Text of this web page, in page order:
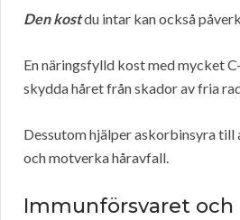
Den kostdu intar kan också
En näringsfylld kost med mycket
skydda håret från skador av fria
Dessutom hjälper askorbinsyra till
och motverka håravfall.
Immunförsvaret och